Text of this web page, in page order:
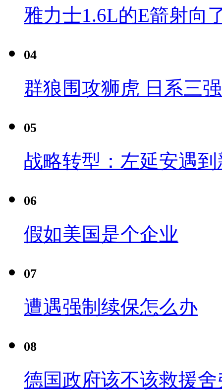
雅力士1.6L的E箭射向
04
群狼围攻狮虎 日系三
05
战略转型：左延安遇
06
假如美国是个企业
07
遭遇强制续保怎么办
08
德国政府该不该救援舍